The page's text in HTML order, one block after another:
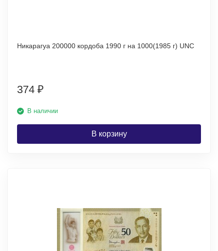
Никарагуа 200000 кордоба 1990 г на 1000(1985 г) UNC
374 ₽
В наличии
В корзину